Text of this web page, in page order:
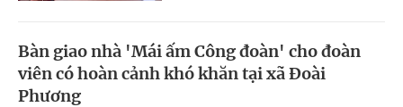
Bàn giao nhà 'Mái ấm Công đoàn' cho đoàn
viên có hoàn cảnh khó khăn tại xã Đoài
Phương